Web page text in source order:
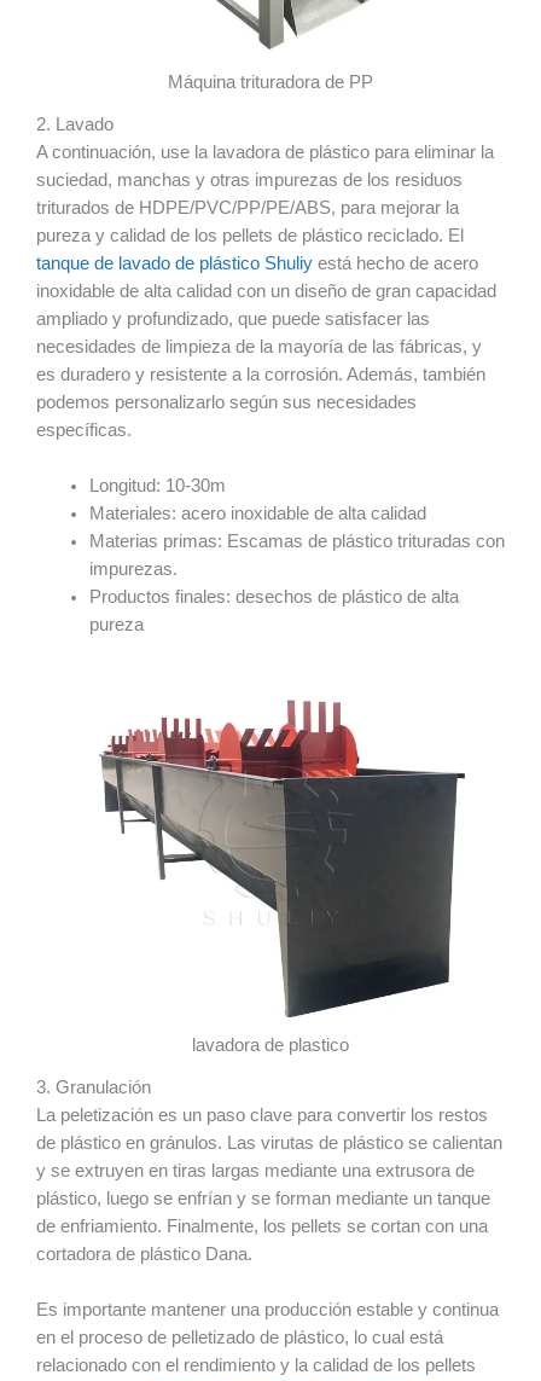
Máquina trituradora de PP
2. Lavado
A continuación, use la lavadora de plástico para eliminar la
suciedad, manchas y otras impurezas de los residuos
triturados de HDPE/PVC/PP/PE/ABS, para mejorar la
pureza y calidad de los pellets de plástico reciclado. El
tanque de lavado de plástico Shuliy está hecho de acero
inoxidable de alta calidad con un diseño de gran capacidad
ampliado y profundizado, que puede satisfacer las
necesidades de limpieza de la mayoría de las fábricas, y
es duradero y resistente a la corrosión. Además, también
podemos personalizarlo según sus necesidades
específicas.
Longitud: 10-30m
Materiales: acero inoxidable de alta calidad
Materias primas: Escamas de plástico trituradas con
impurezas.
Productos finales: desechos de plástico de alta
pureza
lavadora de plastico
3. Granulación
La peletización es un paso clave para convertir los restos
de plástico en gránulos. Las virutas de plástico se calientan
y se extruyen en tiras largas mediante una extrusora de
plástico, luego se enfrían y se forman mediante un tanque
de enfriamiento. Finalmente, los pellets se cortan con una
cortadora de plástico Dana.
Es importante mantener una producción estable y continua
en el proceso de pelletizado de plástico, lo cual está
relacionado con el rendimiento y la calidad de los pellets